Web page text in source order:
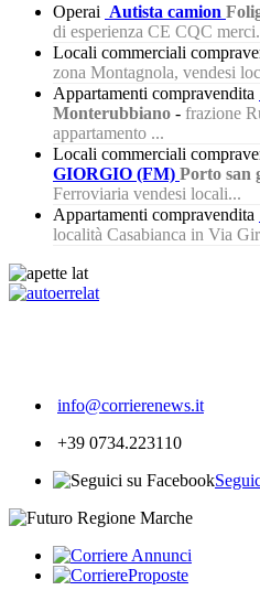
Operai Autista camion
di esperienza CE CQC
Locali commerciali
zona Montagnola, vendesi
Appartamenti compravendita
Monterubbiano - frazione
appartamento ...
Locali commerciali
GIORGIO (FM) Porto san
Ferroviaria vendesi locali...
Appartamenti compravendita
località Casabianca in Via
info@corrierenews.it
+39 0734.223110